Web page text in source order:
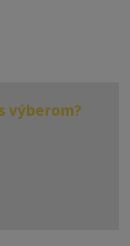
výberom?